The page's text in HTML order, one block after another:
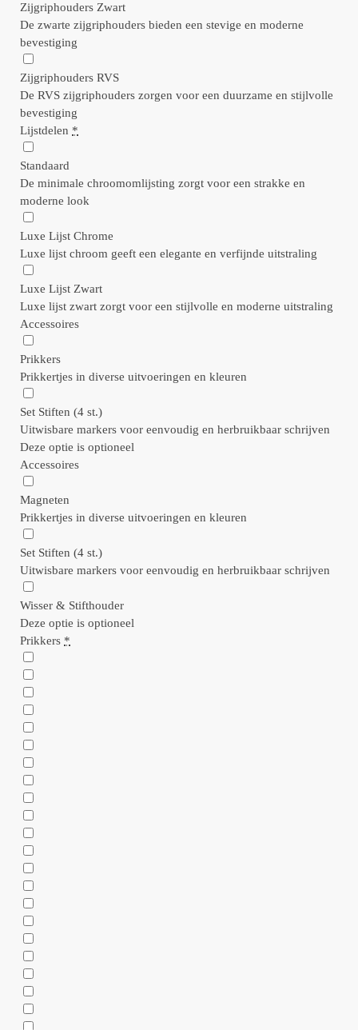
Zijgriphouders Zwart
De zwarte zijgriphouders bieden een stevige en moderne
bevestiging
Zijgriphouders RVS
De RVS zijgriphouders zorgen voor een duurzame en stijlvolle
bevestiging
Lijstdelen *
Standaard
De minimale chroomomlijsting zorgt voor een strakke en
moderne look
Luxe Lijst Chrome
Luxe lijst chroom geeft een elegante en verfijnde uitstraling
Luxe Lijst Zwart
Luxe lijst zwart zorgt voor een stijlvolle en moderne uitstraling
Accessoires
Prikkers
Prikkertjes in diverse uitvoeringen en kleuren
Set Stiften (4 st.)
Uitwisbare markers voor eenvoudig en herbruikbaar schrijven
Deze optie is optioneel
Accessoires
Magneten
Prikkertjes in diverse uitvoeringen en kleuren
Set Stiften (4 st.)
Uitwisbare markers voor eenvoudig en herbruikbaar schrijven
Wisser & Stifthouder
Deze optie is optioneel
Prikkers *